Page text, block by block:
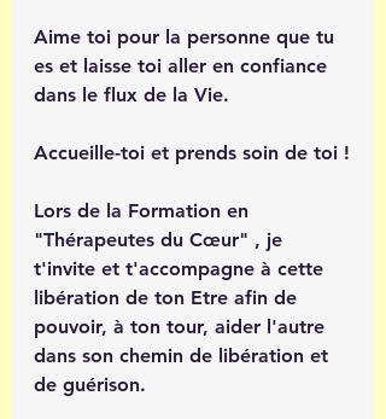
Aime toi pour la personne que tu
es et laisse toi aller en confiance
dans le flux de la Vie.
Accueille-toi et prends soin de toi !
Lors de la Formation en
"Thérapeutes du Cœur" , je
t'invite et t'accompagne à cette
libération de ton Etre afin de
pouvoir, à ton tour, aider l'autre
dans son chemin de libération et
de guérison.